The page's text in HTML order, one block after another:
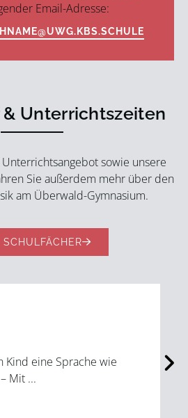
Email-Adresse:
Fachschaft stellt sich vor:
Unterrichtszeiten
sowie unsere
Sie außerdem mehr über den
am Überwald-Gymnasium.
SCHULFÄCHER